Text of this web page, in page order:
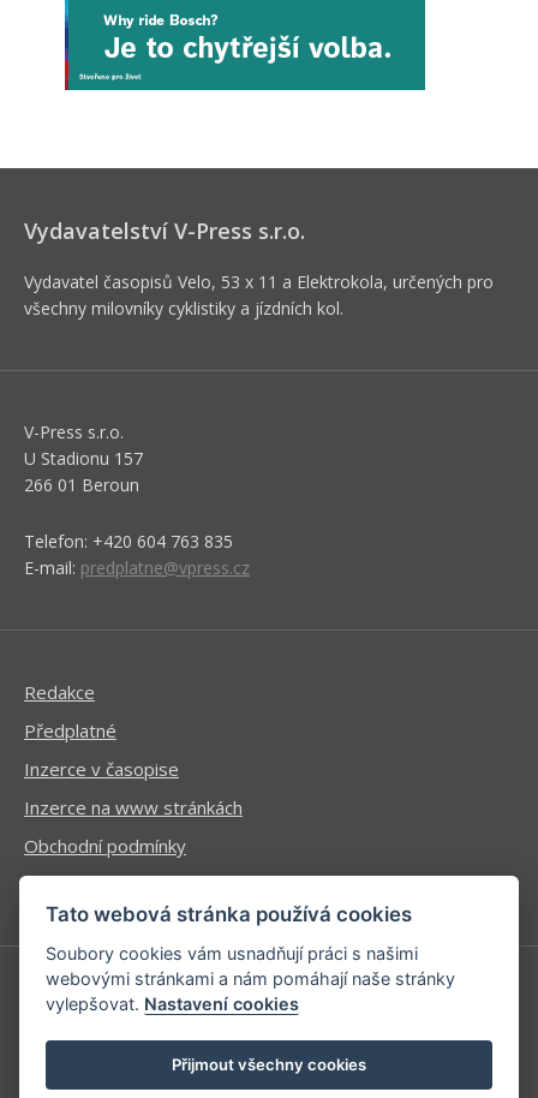
Vydavatelství V-Press s.r.o.
Vydavatel časopisů Velo, 53 x 11 a Elektrokola, určených pro
všechny milovníky cyklistiky a jízdních kol.
V-Press s.r.o.
U Stadionu 157
266 01 Beroun
Telefon: +420 604 763 835
E-mail: predplatne@vpress.cz
Redakce
Předplatné
Inzerce v časopise
Inzerce na www stránkách
Obchodní podmínky
Ochrana osobních údajů
Příhlášení | Registrace
Kontaktní informace
Mapa stránek
Tato webová stránka používá cookies
Soubory cookies vám usnadňují práci s našimi
webovými stránkami a nám pomáhají naše stránky
vylepšovat. Nastavení cookies
Přijmout všechny cookies